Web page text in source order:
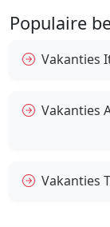
Populaire
Vakanties
Vakanties
Vakanties